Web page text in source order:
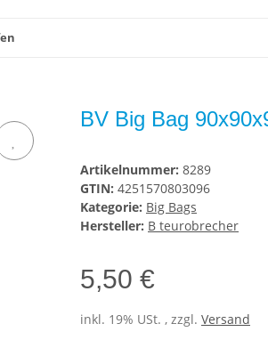
BV Big Bag
Artikelnummer: 8289
GTIN: 4251570803096
Kategorie: Big Bags
Hersteller: B teurobrecher
5,50 €
inkl. 19% USt. , zzgl. Versand